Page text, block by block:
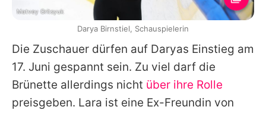
Die Zuschauer dürfen auf Daryas Einstieg am
17. Juni gespannt sein. Zu viel darf die
Brünette allerdings nicht über ihre Rolle
preisgeben. Lara ist eine Ex-Freundin von
Matvey Gritsyuk
Darya Birnstiel, Schauspielerin